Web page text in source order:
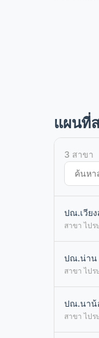
แผนที่
3 สาขา
ปณ.เวียง
สาขา ไปร
ปณ.น่าน
สาขา ไปร
ปณ.นาน้
สาขา ไปร